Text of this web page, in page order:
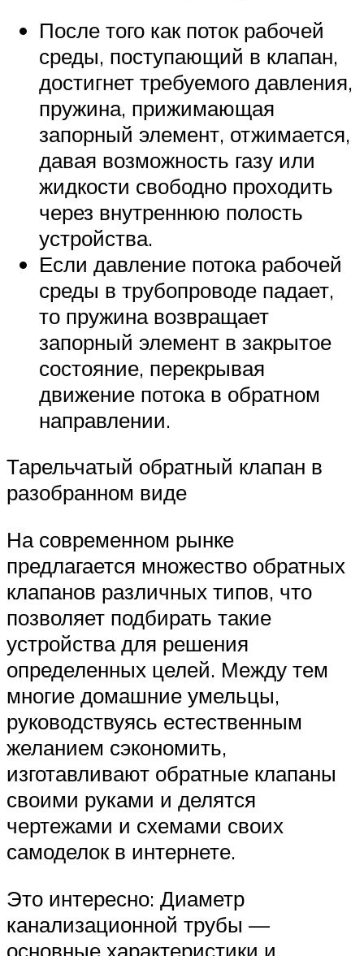
После того как поток рабочей
среды, поступающий в клапан,
достигнет требуемого давления,
пружина, прижимающая
запорный элемент, отжимается,
давая возможность газу или
жидкости свободно проходить
через внутреннюю полость
устройства.
Если давление потока рабочей
среды в трубопроводе падает,
то пружина возвращает
запорный элемент в закрытое
состояние, перекрывая
движение потока в обратном
направлении.
Тарельчатый обратный клапан в
разобранном виде
На современном рынке
предлагается множество обратных
клапанов различных типов, что
позволяет подбирать такие
устройства для решения
определенных целей. Между тем
многие домашние умельцы,
руководствуясь естественным
желанием сэкономить,
изготавливают обратные клапаны
своими руками и делятся
чертежами и схемами своих
самоделок в интернете.
Это интересно: Диаметр
канализационной трубы —
основные характеристики и